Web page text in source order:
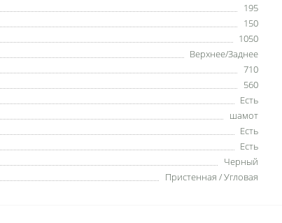
195
150
1050
Верхнее/Заднее
710
560
Есть
шамот
Есть
Есть
Черный
Пристенная / Угловая